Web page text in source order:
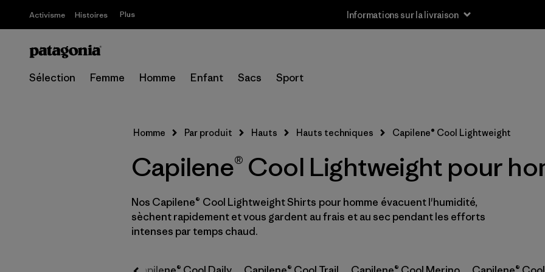
Activisme Histoires Plus Informations sur la livraison
Sélection Femme Homme Enfant Sacs Sport
Homme Par produit Hauts Hauts techniques Capilene® Cool Lightweight
Capilene® Cool Lightweight pour
Nos Capilene® Cool Lightweight Shirts pour homme évacuent l'humidité,
sèchent rapidement et vous gardent au frais et au sec pendant les efforts
intenses par temps chaud.